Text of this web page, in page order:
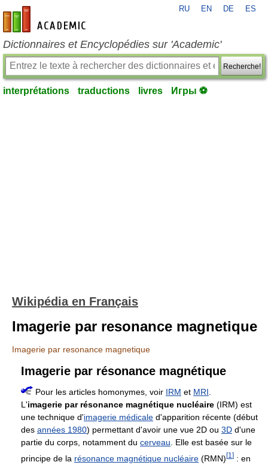
fr-academic.com
RU EN DE ES
Dictionnaires et Encyclopédies sur 'Academic'
Recherche!
interprétations traductions livres Игры ⚽
Wikipédia en Français
Imagerie par resonance magnetique
Imagerie par resonance magnetique
Imagerie par résonance magnétique
Pour les articles homonymes, voir IRM et MRI
L'imagerie par résonance magnétique nucléaire (IRM) est
une technique d'imagerie médicale d'apparition récente (début
des années 1980) permettant d'avoir une vue 2D ou 3D d'une
partie du corps, notamment du cerveau . Elle est basée sur le
principe de la résonance magnétique nucléaire (RMN)[1 ] : en